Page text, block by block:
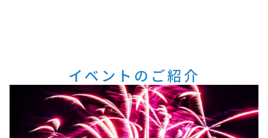
イベントのご紹介